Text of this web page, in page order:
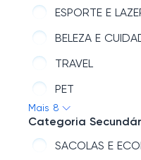
ESPORTE E
BELEZA E
TRAVEL
PET
CASA E
PAPELARIA E
Mais 8
Categoria
SACOLAS E